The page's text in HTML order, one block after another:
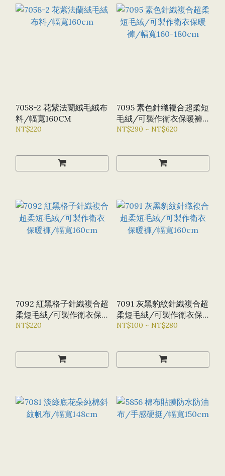
7058-2 花紫法蘭絨毛絨布
料/幅寬160CM
NT$220
7095 素色針織複合超柔短
毛絨/可製作衛衣保暖褲/
幅寬160-180CM
NT$290 ~ NT$620
7092 紅黑格子針織複合超
柔短毛絨/可製作衛衣保
暖褲/幅寬160CM
NT$220
7091 灰黑豹紋針織複合超
柔短毛絨/可製作衛衣保
暖褲/幅寬160CM
NT$100 ~ NT$280